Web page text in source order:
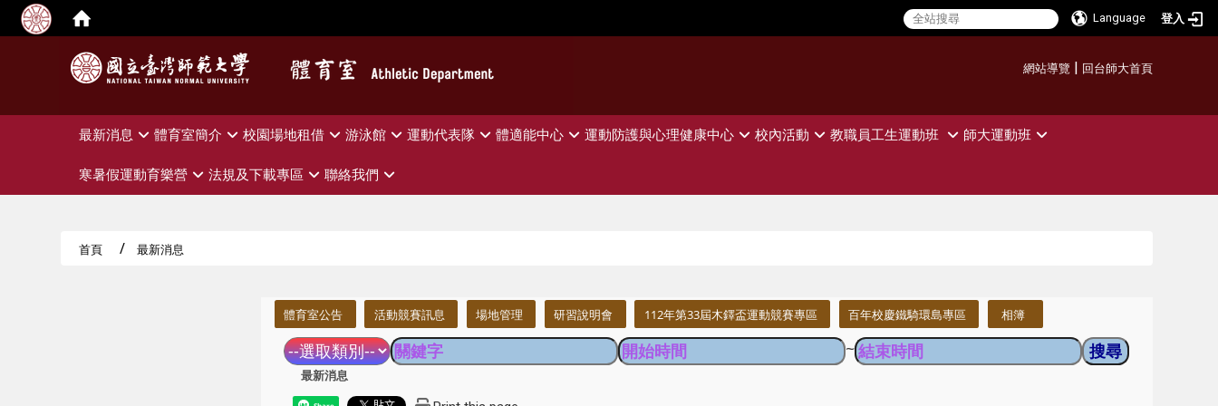
Language 登入
網站導覽 | 回台師大首頁
最新消息 體育室簡介 校園場地租借 游泳館 運動代表隊 體適能中心 運動防護與心理健康中心 校內活動 教職員工生運動班 師大運動班
寒暑假運動育樂營 法規及下載專區 聯絡我們
首頁 最新消息
體育室公告 活動競賽訊息 場地管理 研習說明會 112年第33屆木鐸盃運動競賽專區 百年校慶鐵騎環島專區 相簿
~
最新消息